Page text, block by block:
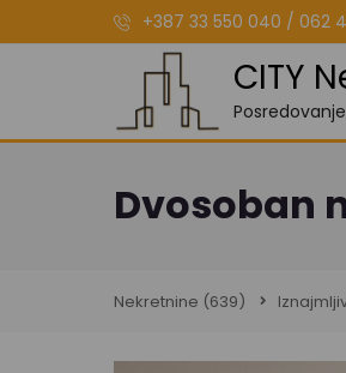
+387 33 550 040 / 062
CITY
Dvosoban
Nekretnine (639)